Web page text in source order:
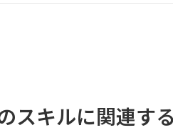
スキルに関連す